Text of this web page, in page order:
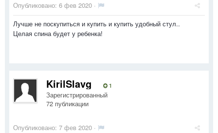
Опубликовано: 6 фев 2020 ·
Лучше не поскупиться и купить и купить удобный стул..
Целая спина будет у ребенка!
KirilSlavg 1
Зарегистрированный
72 публикации
Опубликовано: 7 фев 2020 ·